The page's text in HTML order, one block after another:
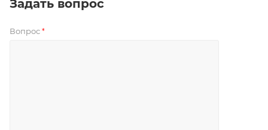
Задать вопрос
Вопрос *